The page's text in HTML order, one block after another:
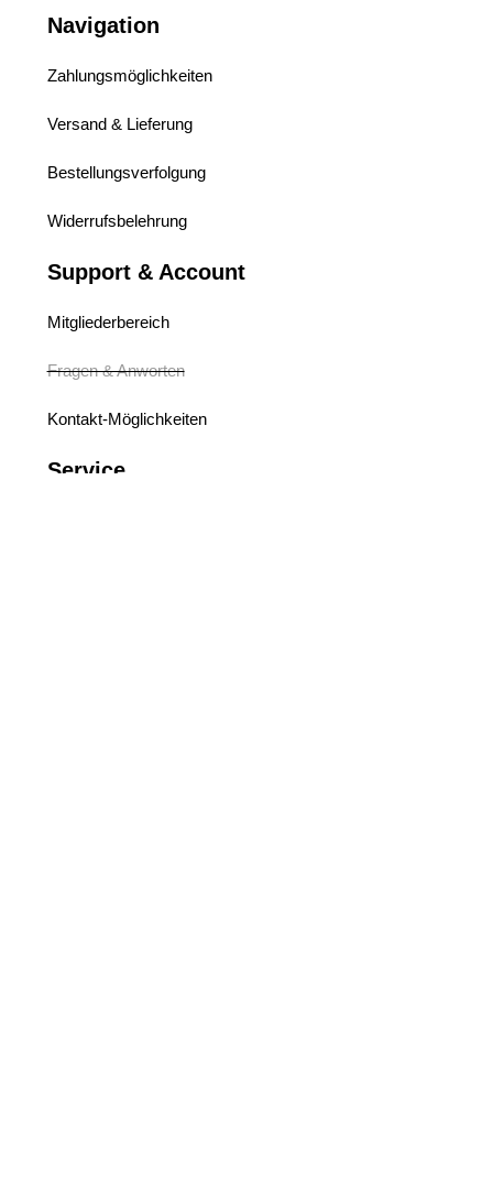
Navigation
Zahlungsmöglichkeiten
Versand & Lieferung
Bestellungsverfolgung
Widerrufsbelehrung
Support & Account
Mitgliederbereich
Fragen & Anworten
Kontakt-Möglichkeiten
Service